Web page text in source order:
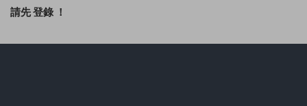
請先登錄 ！